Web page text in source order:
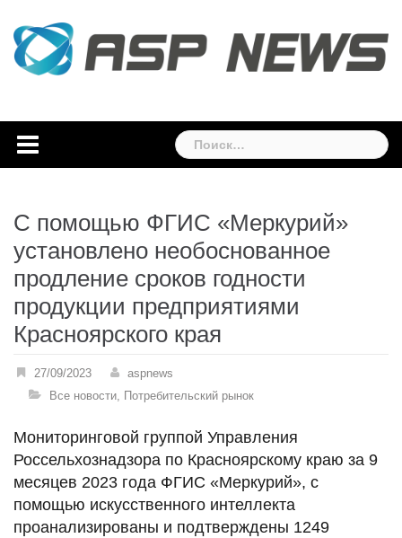
content
Найти:
С помощью ФГИС «Меркурий»
установлено необоснованное
продление сроков годности
продукции предприятиями
Красноярского края
27/09/2023
aspnews
Все новости, Потребительский рынок
Мониторинговой группой Управления
Россельхознадзора по Красноярскому краю за 9
месяцев 2023 года ФГИС «Меркурий», с
помощью искусственного интеллекта
проанализированы и подтверждены 1249